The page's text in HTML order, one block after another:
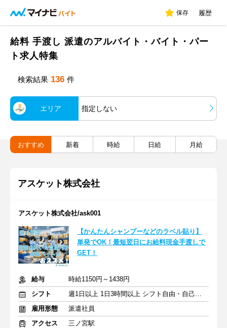
保存 履歴
給料 手渡し 派遣のアルバイト・バイト・パー
ト求人特集
検索結果 136 件
エリア 指定しない
おすすめ 新着 時給 日給 月給
アスケット株式会社
アスケット株式会社/ask001
【かんたんシャンプーなどのラベル貼り】
単発でOK！最短翌日にお給料現金手渡しで
GET！
給与
時給1150円～1438円
シフト
週1日以上 1日3時間以上 シフト自由・自己申告
雇用形態
派遣社員
アクセス
三ノ宮駅